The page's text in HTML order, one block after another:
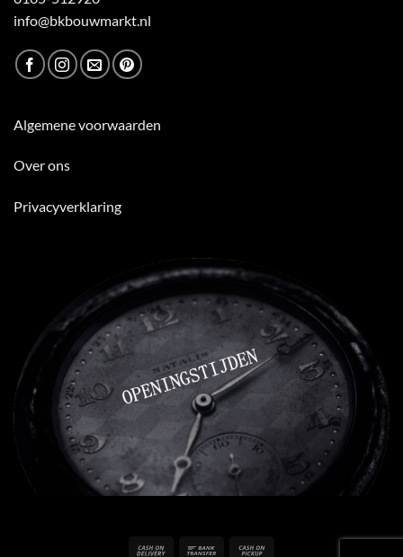
info@bkbouwmarkt.nl
Algemene voorwaarden
Over ons
Privacyverklaring
Cash Bank